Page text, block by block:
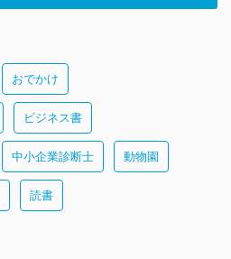
おでかけ
ビジネス書
中小企業診断士 動物園
読書